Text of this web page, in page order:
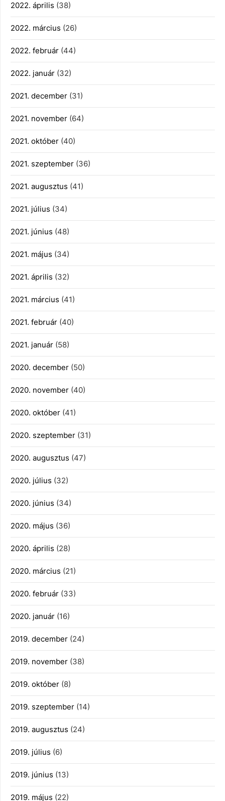
2022. április (38)
2022. március (26)
2022. február (44)
2022. január (32)
2021. december (31)
2021. november (64)
2021. október (40)
2021. szeptember (36)
2021. augusztus (41)
2021. július (34)
2021. június (48)
2021. május (34)
2021. április (32)
2021. március (41)
2021. február (40)
2021. január (58)
2020. december (50)
2020. november (40)
2020. október (41)
2020. szeptember (31)
2020. augusztus (47)
2020. július (32)
2020. június (34)
2020. május (36)
2020. április (28)
2020. március (21)
2020. február (33)
2020. január (16)
2019. december (24)
2019. november (38)
2019. október (8)
2019. szeptember (14)
2019. augusztus (24)
2019. július (6)
2019. június (13)
2019. május (22)